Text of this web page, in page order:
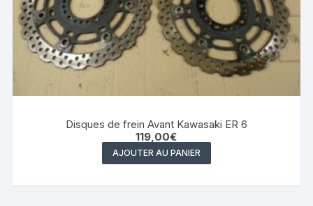
Disques de frein Avant Kawasaki ER 6
119,00€
AJOUTER AU PANIER